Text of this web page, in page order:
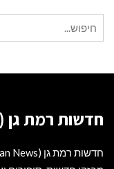
עבור:
חדשות רמת גן (Ramat Gan News)